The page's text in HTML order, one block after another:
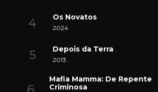
Os Novatos
2024
Depois da Terra
2013
Mafia Mamma: De Repente
Criminosa